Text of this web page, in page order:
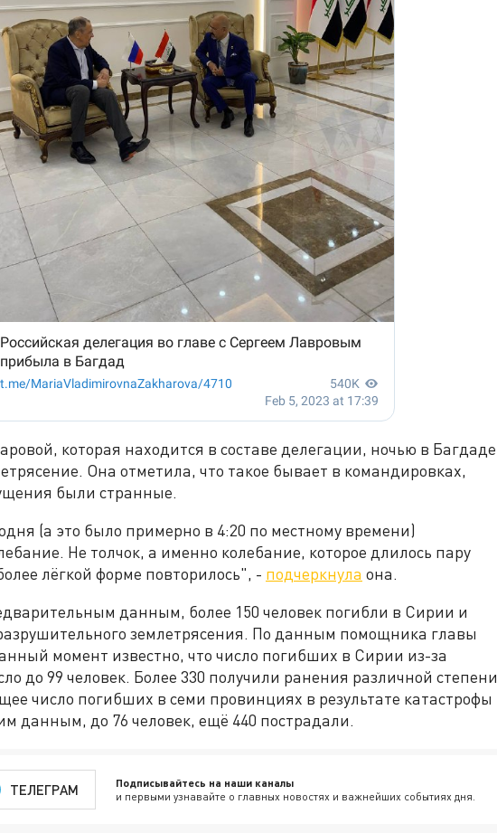
которая находится в составе делегации, ночью в Багдаде
Она отметила, что такое бывает в командировках,
были странные.
(а это было примерно в 4:20 по местному времени)
Не толчок, а именно колебание, которое длилось пару
лёгкой форме повторилось", - подчеркнула она.
данным, более 150 человек погибли в Сирии и
землетрясения. По данным помощника главы
момент известно, что число погибших в Сирии из-за
до 99 человек. Более 330 получили ранения различной степени
число погибших в семи провинциях в результате катастрофы
данным, до 76 человек, ещё 440 пострадали.
ТЕЛЕГРАМ Подписывайтесь на наши каналы
и первыми узнавайте о главных новостях и важнейших событиях дня.